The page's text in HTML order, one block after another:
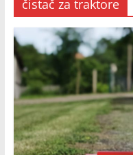
čistač za traktore